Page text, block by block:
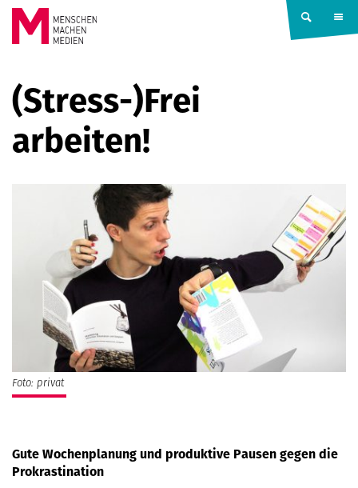
Springe zum Inhalt
MACHEN
MEDIEN
(Stress-)Frei
arbeiten!
Foto: privat
Gute Wochenplanung und produktive Pausen gegen die
Prokrastination